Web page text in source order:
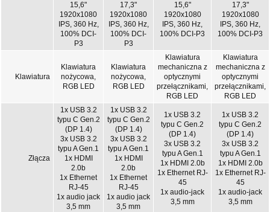
15,6"
1920x1080
IPS, 360 Hz,
100% DCI-
P3
17,3"
1920x1080
IPS, 360 Hz,
100% DCI-
P3
15,6"
1920x1080
IPS, 360 Hz,
100% DCI-P3
17,3"
1920x1080
IPS, 360 Hz,
100% DCI-P3
Klawiatura
Klawiatura
nożycowa,
RGB LED
Klawiatura
nożycowa,
RGB LED
Klawiatura
mechaniczna z
optycznymi
przełącznikami,
RGB LED
Klawiatura
mechaniczna z
optycznymi
przełącznikami,
RGB LED
Złącza
1x USB 3.2
typu C Gen.2
(DP 1.4)
3x USB 3.2
typu A Gen.1
1x HDMI
2.0b
1x Ethernet
RJ-45
1x audio jack
3,5 mm
1x USB 3.2
typu C Gen.2
(DP 1.4)
3x USB 3.2
typu A Gen.1
1x HDMI
2.0b
1x Ethernet
RJ-45
1x audio jack
3,5 mm
1x USB 3.2
typu C Gen.2
(DP 1.4)
3x USB 3.2
typu A Gen.1
1x HDMI 2.0b
1x Ethernet RJ-
45
1x audio-jack
3,5 mm
1x USB 3.2
typu C Gen.2
(DP 1.4)
3x USB 3.2
typu A Gen.1
1x HDMI 2.0b
1x Ethernet RJ-
45
1x audio-jack
3,5 mm